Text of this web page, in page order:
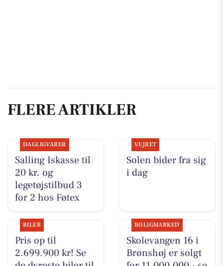
FLERE ARTIKLER
DAGLIGVARER
Salling Iskasse til
20 kr. og
legetøjstilbud 3
for 2 hos Føtex
VEJRET
Solen bider fra sig
i dag
BILER
Pris op til
2.699.900 kr! Se
BOLIGMARKED
Skolevangen 16 i
Brønshøj er solgt